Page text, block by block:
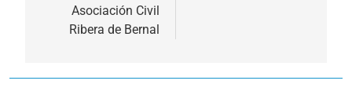
Asociación Civil
Ribera de Bernal